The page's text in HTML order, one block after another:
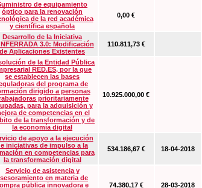
de equipamiento
óptico para la renovación
de la red académica
y científica española
0,00 €
Desarrollo de la Iniciativa
3.0: Modificación
de Aplicaciones Existentes
110.811,73 €
de la Entidad Pública
RED.ES, por la que
se establecen las bases
del programa de
dirigido a personas
prioritariamente
para la adquisición y
de competencias en el
de la transformación y de
la economía digital
10.925.000,00 €
de apoyo a la ejecución
iniciativas de impulso a la
en competencias para
la transformación digital
534.186,67 € 18-04-2018
Servicio de asistencia y
en materia de
pública innovadora e
74.380,17 € 28-03-2018